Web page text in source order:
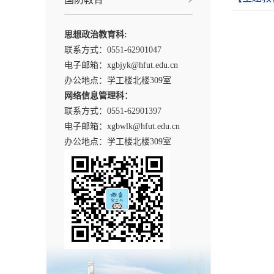
思想政治教育科:
联系方式：0551-62901047
电子邮箱：xgbjyk@hfut.edu.cn
办公地点：学工楼北楼309室
网络信息管理科：
联系方式：0551-62901397
电子邮箱：xgbwlk@hfut.edu.cn
办公地点：学工楼北楼309室